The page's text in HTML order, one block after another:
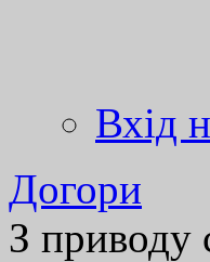
Вхід
Догори
З приводу